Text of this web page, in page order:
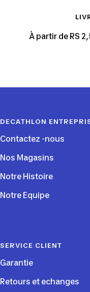
À partir de RS
DECATHLON
Contactez -nous
Nos Magasins
Notre Histoire
Notre Equipe
SERVICE CLIENT
Garantie
Retours et echanges